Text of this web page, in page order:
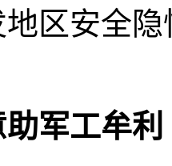
区安全
军工牟利